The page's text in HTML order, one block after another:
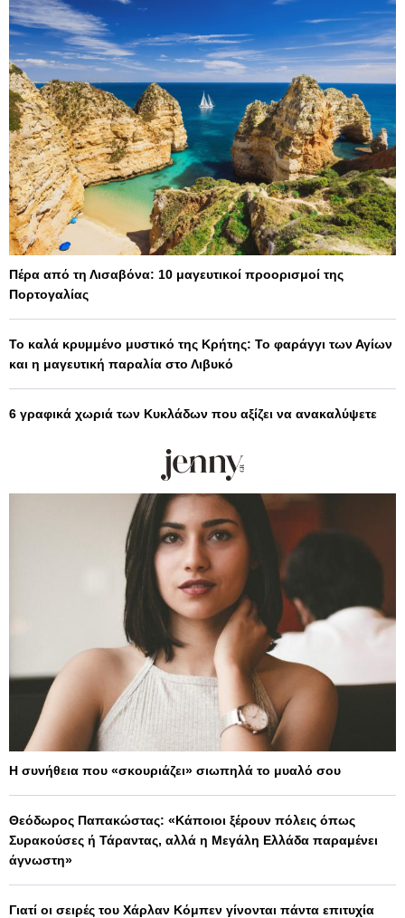
Πέρα από τη Λισαβόνα: 10 μαγευτικοί προορισμοί της
Πορτογαλίας
Το καλά κρυμμένο μυστικό της Κρήτης: Το φαράγγι των Αγίων
και η μαγευτική παραλία στο Λιβυκό
6 γραφικά χωριά των Κυκλάδων που αξίζει να ανακαλύψετε
Η συνήθεια που «σκουριάζει» σιωπηλά το μυαλό σου
Θεόδωρος Παπακώστας: «Κάποιοι ξέρουν πόλεις όπως
Συρακούσες ή Τάραντας, αλλά η Μεγάλη Ελλάδα παραμένει
άγνωστη»
Γιατί οι σειρές του Χάρλαν Κόμπεν γίνονται πάντα επιτυχία